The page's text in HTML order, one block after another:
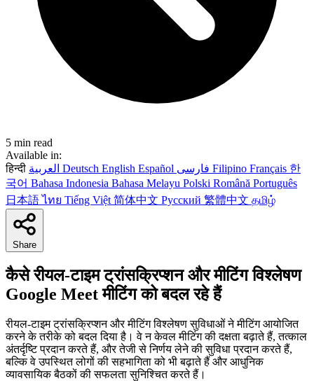
5 min read
Available in:
हिन्दी
Deutsch English Español Filipino Français 한
국어 Bahasa Indonesia Bahasa Melayu Polski Română Português
日本語ไทย Tiếng Việt 简体中文 Русский 繁體中文 தமிழ்
Share
कैसे रीयल-टाइम ट्रांसक्रिप्शन और मीटिंग विश्लेषण
Google Meet मीटिंग को बदल रहे हैं
रीयल-टाइम ट्रांसक्रिप्शन और मीटिंग विश्लेषण सुविधाओं ने मीटिंग आयोजित
करने के तरीके को बदल दिया है। वे न केवल मीटिंग की दक्षता बढ़ाते हैं, तत्काल
अंतर्दृष्टि प्रदान करते हैं, और तेजी से निर्णय लेने की सुविधा प्रदान करते हैं,
बल्कि वे उपस्थित लोगों की सहभागिता को भी बढ़ाते हैं और आधुनिक
व्यावसायिक बैठकों की सफलता सुनिश्चित करते हैं।